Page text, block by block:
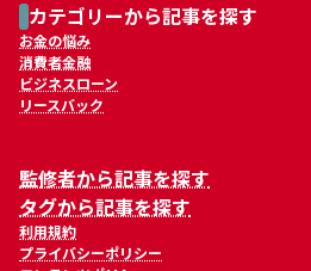
カテゴリーから記事を探す
お金の悩み
消費者金融
ビジネスローン
リースバック
監修者から記事を探す
タグから記事を探す
利用規約
プライバシーポリシー